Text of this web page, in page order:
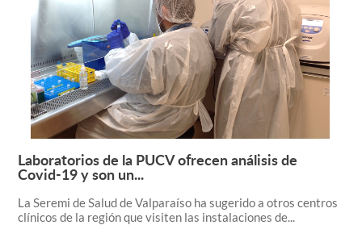
Leer más +
Laboratorios de la PUCV ofrecen análisis de
Covid-19 y son un...
La Seremi de Salud de Valparaíso ha sugerido a otros centros
clínicos de la región que visiten las instalaciones de...